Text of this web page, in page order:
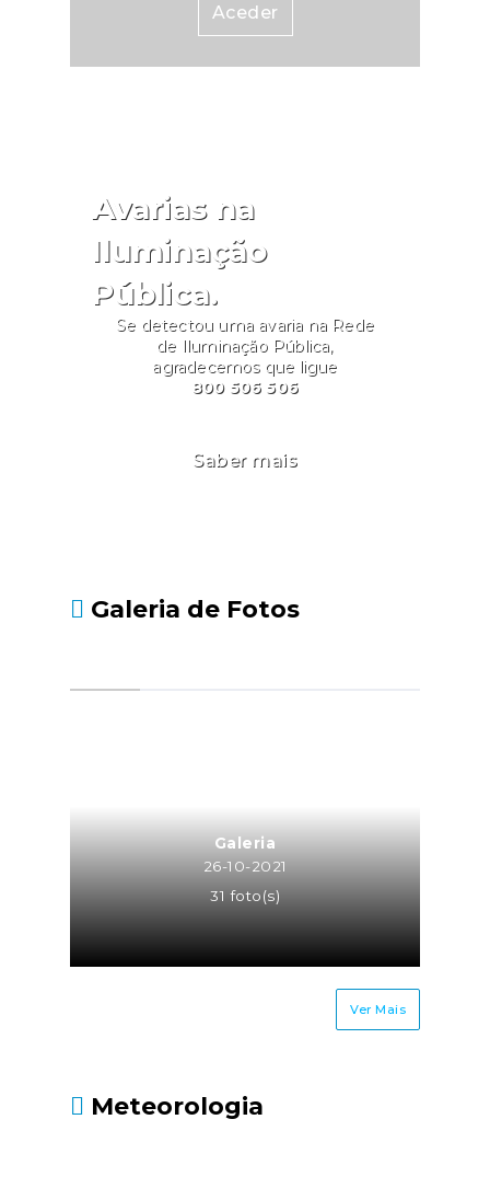
Aceder
Avarias na
Iluminação
Pública.
Se detectou uma avaria na Rede
de Iluminação Pública,
agradecemos que ligue
800 506 506
Saber mais
Galeria de Fotos
Galeria
26-10-2021
31 foto(s)
Ver Mais
Meteorologia